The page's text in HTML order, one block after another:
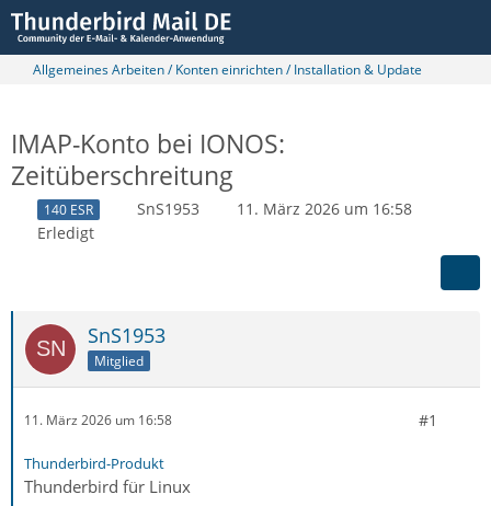
Allgemeines Arbeiten / Konten einrichten / Installation & Update
IMAP-Konto bei IONOS:
Zeitüberschreitung
140 ESR SnS1953
11. März 2026 um 16:58
Erledigt
SnS1953
Mitglied
11. März 2026 um 16:58 #1
Thunderbird-Produkt
Thunderbird für Linux